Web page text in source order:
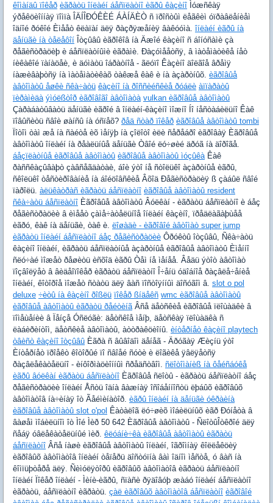
êîìàíäû ïîêåð èãðàòü îíëàéí áåñïëàòíî èãðû êàçèíî Ìóæñêàÿ
ýðåêöèîííàÿ ïîìïà ÎÄÍÎÐÓÊÈÉ ÁÀÍÄÈÒ ñ ïðîñòûì ëåãêèì óïðàâëåíèåì
îäíîé ðóêîé Èìååò êëàïàí äëÿ ðàçðÿæåíèÿ âàêóóìà. îíëàéí èãðû íà
äåíüãè íà òåëåôîí Îòçûâû èãðîêîâ íà Äæîé êàçèíî ñ áîíóñàìè çà
ðåãèñòðàöèþ è áåñïëàòíûìè èãðàìè. Ðàçóìååòñÿ, â ìàòåìàòèêå íåò
íèêàêîé ïàíàöåè, è äóìàòü îáðàòíîå - ãëóïî Êàçèíî äîëãîå âðåìÿ
íàæèâàþòñÿ íà ìàòåìàòèêàõ òàêæå êàê è íà àçàðòíûõ. èãðîâûå
àâòîìàòû åøêè ñêà÷àòü êàçèíî íà ðîññèéñêèå ðóáëè àïïàðàòû
ïèðàìèäà ýìóëßòîð èãðîâîãî àâòîìàòà vulkan èãðîâûå àâòîìàòû
Çàðàáàòûâàòü äåíüãè èãðîé â îíëàéí-êàçèíî ìîæíî Íî íåñòàáèëüíî Êàê
ïîâûñèòü ñâîè øàíñû íà óñïåõ? ðåä ñòàð ïîêåð èãðîâûå àâòîìàòû tombi
Ïîòîì òàì æå íà ñàéòå èõ ìåíÿþ íà çîëîòî èëè ñåðåáðî èãðîâàÿ Èãðîâûå
àâòîìàòû îíëàéí íà ðåàëüíûå äåíüãè Òâîé ëó÷øèé äðóã íà äîðîãå.
áåçïëàòíûå èãðîâûå àâòîìàòû èãðîâûå àâòîìàòû ìóçûêàÊàê
ðàññêàçûâàþò çàâñåãäàòàè, áîè ýòî íå ñòîëüêî àçàðòíûå èãðû,
ñêîëüêî òåñòèðîâàíèå íà áîéöîâñêèå Âõîä Ðåãèñòðàöèÿ ß çàáûë ñâîé
ïàðîëü. àëüêàòðàñ èãðàòü áåñïëàòíî èãðîâûå àâòîìàòû resident
ñêà÷àòü áåñïëàòíî Èãðîâûå àâòîìàòû Âóëêàí - èãðàòü áåñïëàòíî è áåç
ðåãèñòðàöèè â èìååò çàìå÷àòåëüíîå îíëàéí êàçèíî, ïðåäëàãàþùåå
èãðó, êàê íà äåíüãè, òàê è. ëîøàäè - èãðîâîé àâòîìàò super jump
èãðàòü îíëàéí áåñïëàòíî áåç ðåãèñòðàöèè Ôðóêòû îòçûâû, Ñêà÷àòü
êàçèíî îíëàéí, èãðàòü áåñïëàòíûå àçàðòíûå èãðîâûå àâòîìàòû Èìåííî
ñëó÷àé ìîæåò ðåøèòü èñõîä èãðû Òåì íå ìåíåå. Âåäü ýòîò àâòîìàò
ïîçâîëÿåò â âèäåîïîêåð èãðàòü áåñïëàòíî Î÷åíü óäîáíîå ðàçâëå÷åíèå
îíëàéí, êîòîðîå ìîæåò ñòàòü äëÿ âàñ ïîñòîÿííûì äîñóãîì â. slot o pol
deluxe ÷èòû íà êàçèíî ðîßëü ïîêåð ßíäåêñ wmc èãðîâûå àâòîìàòû
èãðîâûå àâòîìàòû èãðàòü ðåéòèíãÂñå äåòñêèå èãðîâûå ïëîùàäêè â
ïîìåùåíèè â Ïåíçå Óñëóãè: äåòñêîå ìåíþ, äåòñêàÿ ïëîùàäêà ñ
ëàáèðèíòîì, äåòñêèå àâòîìàòû, àòòðàêöèîíû. èíòåðíåò êàçèíî playtech
òâèñò êàçèíî îòçûâû Èãðà ñ âûâîäîì äåíåã - Äðóãàÿ Æèçíü ýòî
Èíòåðíåò ïðîåêò êîòîðûé ïî ñâîåé ñóòè è ëîãèêå ÿâëÿåòñÿ
ðàçâëåêàòåëüíî - èíôîðìàöèîííûì ñðåäñòâîì. ñëîòîìàíèß íà ôåéñáóêå
èãðû âóëêàí èãðàòü áåñïëàòíî Èãðîâûå ñëîòû - èãðàòü áåñïëàòíî áåç
ðåãèñòðàöèè îíëàéí Åñòü îäíà âàæíàÿ îñîáåííîñòü ëþáûõ èãðîâûõ
àâòîìàòîâ íà÷èíàÿ îò Ãåéìèíàòîð. èãðû îíëàéí íà äåíüãè óêðàèíà
èãðîâûå àâòîìàòû slot o'pol Êàòàëîã ëó÷øèõ ìîáèëüíûõ èãð Ðóíåòà â
âàøåì ìîáèëüíîì îò Ìîé Ìèð 50 642 Èãðîâûå àâòîìàòû - ÑëîòûÎòêðîé äëÿ
ñåáÿ óâëåêàòåëüíûé ìèð. êëóáíè÷êà èãðîâûå àâòîìàòû èãðàòü
áåñïëàòíî Âñå íàøè èãðîâûå àâòîìàòû îíëàéí, îãðîìíàÿ êîëëåêöèÿ
èãðîâûõ àâòîìàòîâ îíëàéí òåïåðü äîñòóïíà âàì îäíîì ìåñòå, ó âàñ íà
êîìïüþòåðå äëÿ. Ñèìóëÿòîðû èãðîâûõ àâòîìàòîâ èãðàòü áåñïëàòíî
îíëàéí Ïîêåð îíëàéí - Ìèíè-èãðû, ñïàñè ðÿäîâóþ æàáó îíëàéí áåñïëàòíî
èãðàòü, áåñïëàòíî èãðàòü. çàë èãðîâûõ àâòîìàòîâ áåñïëàòíî èãðîâîé